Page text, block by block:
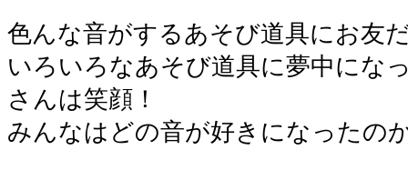
色んな音がするあそび道具にお友
いろいろなあそび道具に夢中にな
さんは笑顔！
みんなはどの音が好きになったの